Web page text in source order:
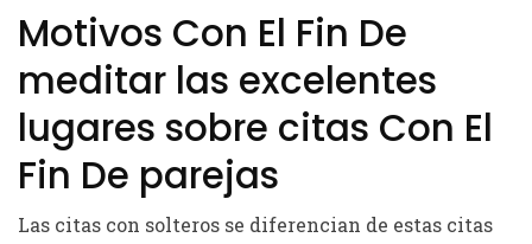
Motivos Con El Fin De
meditar las excelentes
lugares sobre citas Con El
Fin De parejas
Las citas con solteros se diferencian de estas citas